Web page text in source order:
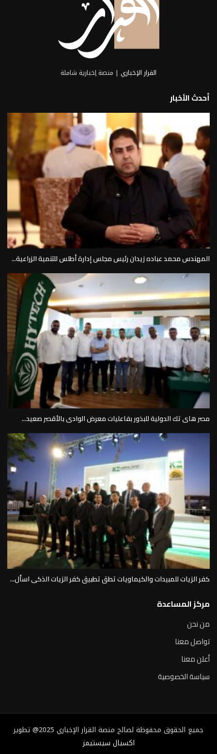
القرار الإخباري | منصة إخبارية شاملة
أحدث الأخبار
المهندس محمد عباده زيدان رئيس مجلس إدارة أطلس للتنمية الزراعية...
مصر هاى تك الدولية للبذور بفاعليات معرض الوادى بالأقصر صعيد...
كفر الزيات للمبيدات والكيماويات تطق تطبيق كفر الزيات الذكى اسأل...
مركز المساعدة
من نحن
تواصل معنا
أعلن معنا
سياسة الخصوصية
جميع الحقوق محفوظة لصالح منصة القرار الإخباري 2025@ تطوير
اكسيال سيستيمز